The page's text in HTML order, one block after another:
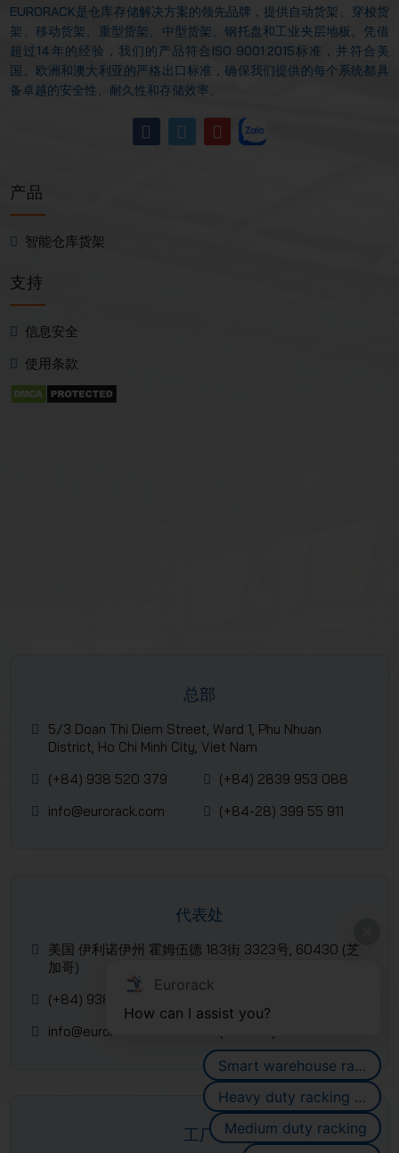
EURORACK是仓库存储解决方案的领先品牌，提供自动货架、穿梭货
架、移动货架、重型货架、中型货架、钢托盘和工业夹层地板。凭借
超过14年的经验，我们的产品符合ISO 9001:2015标准，并符合美
国、欧洲和澳大利亚的严格出口标准，确保我们提供的每个系统都具
备卓越的安全性、耐久性和存储效率。
产品
智能仓库货架
支持
信息安全
使用条款
总部
5/3 Doan Thi Diem Street, Ward 1, Phu Nhuan
District, Ho Chi Minh City, Viet Nam
(+84) 938 520 379
(+84) 2839 953 088
info@eurorack.com
(+84-28) 399 55 911
代表处
美国 伊利诺伊州 霍姆伍德 183街 3323号, 60430 (芝
加哥)
(+84) 938 520 379
info@eurorack.com
工厂
Eurorack
How can I assist you?
Smart warehouse racking systems
Heavy duty racking systems
Medium duty racking